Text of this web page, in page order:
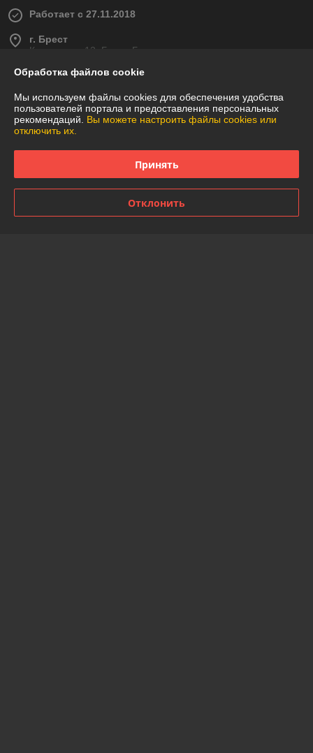
Работает с 27.11.2018
г. Брест
Карьерная, 12, Брест, Беларусь
Контакты
Сегодня работает с 09:00 до 18:00
Показать весь график работы
49 отзывов за всё время
07.08.2026
Покупатель
Обработка файлов cookie
Мы используем файлы cookies для обеспечения удобства
пользователей портала и предоставления персональных
рекомендаций. Вы можете настроить файлы cookies или
отключить их.
Принять
Отклонить